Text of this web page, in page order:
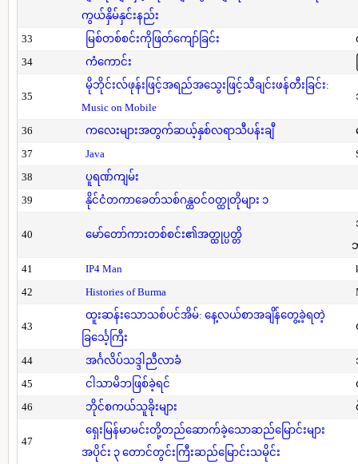
ကွယ်နှိမ်နှင်းနည်း
33
မြစ်တစ်စင်းကိုဖြတ်ကျော်ခြင်း
34
ကံကောင်း
35
မိုဘိုင်းလ်ဖုန်းဖြင့်အရည်အသွေးဖြင့်သီချင်းဖန်တီးခြင်း:
Music on Mobile
36 ကလေးများအတွက်ဆယ့်နှစ်လရာသီပန်းချီ
37
Java
38
ပူရဏ်ကျမ်း
39
နိုင်ငံတကာခေတ်သစ်ဂန္ထဝင်ဝတ္ထုတိုများ ၁
40 မော်တော်ကားတစ်စင်း၏အတ္ထုပ္ပတ္တိ
41
IP4 Man
42
Histories of Burma
43
ထူးဆန်းသောသစ်ပင်အိမ်: နေ့လယ်စာအချိန်တွေ့ခဲ့ရတဲ့
ခြင်္သေ့ကြီး
44 အင်္ဂလိပ်သဒ္ဒါညီလာခံ
45
ငါသာမိဘဖြစ်ခဲ့ရင်
46
ဘိုင်စကယ်သူခိုးများ
47
ရှေးမြန်မာမင်းတို့တည်ဆောက်ခဲ့သောဆည်မြောင်းများ
အပိုင်း ၃ တောင်တွင်းကြီးဆည်မြောင်းသမိုင်း